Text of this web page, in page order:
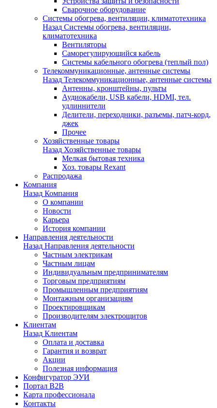
Сварочное оборудование
Системы обогрева, вентиляции, климатотехника
Назад Системы обогрева, вентиляции,
климатотехника
Вентиляторы
Саморегулирующийся кабель
Системы кабельного обогрева (теплый пол)
Телекоммуникационные, антенные системы
Назад Телекоммуникационные, антенные системы
Антенны, кронштейны, пульты
Аудиокабели, USB кабели, HDMI, тел.
удлиннители
Делители, переходники, разъемы, патч-корд,
джек
Прочее
Хозяйственные товары
Назад Хозяйственные товары
Мелкая бытовая техника
Хоз. товары Rexant
Распродажа
Компания
Назад Компания
О компании
Новости
Карьера
История компании
Направления деятельности
Назад Направления деятельности
Частным электрикам
Частным лицам
Индивидуальным предпринимателям
Торговым предприятиям
Промышленным предприятиям
Монтажным организациям
Проектировщикам
Производителям электрощитов
Клиентам
Назад Клиентам
Оплата и доставка
Гарантия и возврат
Акции
Полезная информация
Конфигуратор ЭУИ
Портал B2B
Карта профессионала
Контакты